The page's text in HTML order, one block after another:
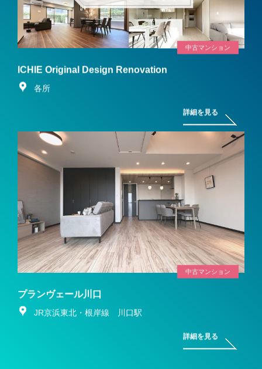
中古マンション
ICHIE Original Design Renovation
各所
詳細を見る
中古マンション
プランヴェール川口
JR京浜東北・根岸線 川口駅
詳細を見る